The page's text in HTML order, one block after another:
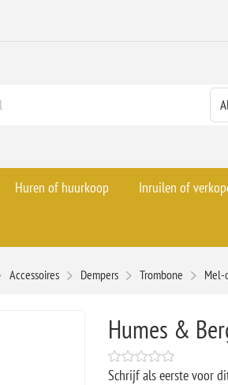
Huren of huurkoop Inruilen of
Accessoires Dempers Trombone Mel-
Humes &
Schrijf als eerste voor